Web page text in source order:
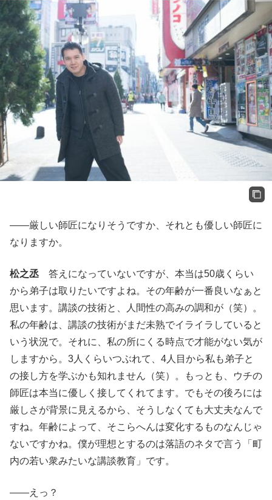
――厳しい師匠になりそうですか、それとも優しい師匠に
なりますか。
松之丞答えになっていないですが、本当は50歳くらい
から弟子は取りたいですよね。その年齢が一番良いなぁと
思います。講談の技術と、人間性の高みの調和が（笑）。
私の年齢は、講談の技術がまだ未熟でイライラしていると
いう状況で。それに、私の所にくる時点で才能がない気が
しますから。3人くらいつぶれて、4人目から私も弟子と
の接し方を学ぶかも知れません（笑）。もっとも、ウチの
師匠は本当に優しく接してくれてます。でもその後ろには
厳しさが背景に見えるから、そうしなくても大丈夫なんで
すね。年齢によって、そこらへんは変化するものなんじゃ
ないですかね。僕が理想とするのは落語のネタで言う「町
内の若い衆みたいな講談教育」です。
――えっ？